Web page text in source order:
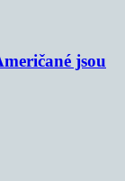
jsou